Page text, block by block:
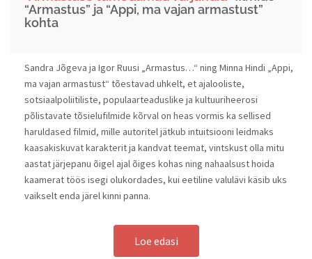
“Armastus” ja “Appi, ma vajan armastust”
kohta
Sandra Jõgeva ja Igor Ruusi „Armastus…“ ning Minna Hindi „Appi,
ma vajan armastust“ tõestavad uhkelt, et ajalooliste,
sotsiaalpoliitiliste, populaarteaduslike ja kultuuriheerosi
põlistavate tõsielufilmide kõrval on heas vormis ka sellised
haruldased filmid, mille autoritel jätkub intuitsiooni leidmaks
kaasakiskuvat karakterit ja kandvat teemat, vintskust olla mitu
aastat järjepanu õigel ajal õiges kohas ning nahaalsust hoida
kaamerat töös isegi olukordades, kui eetiline valulävi käsib uks
vaikselt enda järel kinni panna.
Loe edasi